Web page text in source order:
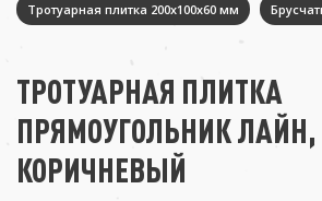
Тротуарная плитка 200х100х60 мм
ТРОТУАРНАЯ ПЛИТКА
ПРЯМОУГОЛЬНИК ЛАЙН,
КОРИЧНЕВЫЙ